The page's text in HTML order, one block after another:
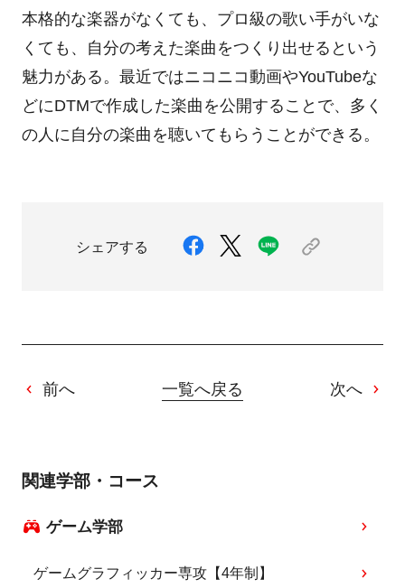
本格的な楽器がなくても、プロ級の歌い手がいな
くても、自分の考えた楽曲をつくり出せるという
魅力がある。最近ではニコニコ動画やYouTubeな
どにDTMで作成した楽曲を公開することで、多く
の人に自分の楽曲を聴いてもらうことができる。
シェアする
前へ 一覧へ戻る 次へ
関連学部・コース
ゲーム学部
ゲームグラフィッカー専攻【4年制】